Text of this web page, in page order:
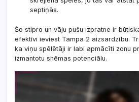
septiņās.
Šo stipro un vāju pušu izpratne ir
efektīvi ieviest Tampa 2 aizsardzību.
ka viņu spēlētāji ir labi apmācīti zonu
izmantotu shēmas potenciālu.